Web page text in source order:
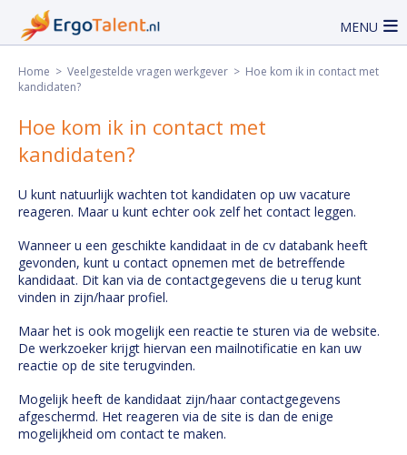
MENU
Home > Veelgestelde vragen werkgever > Hoe kom ik in contact met
kandidaten?
Hoe kom ik in contact met
kandidaten?
U kunt natuurlijk wachten tot kandidaten op uw vacature
reageren. Maar u kunt echter ook zelf het contact leggen.
Wanneer u een geschikte kandidaat in de cv databank heeft
gevonden, kunt u contact opnemen met de betreffende
kandidaat. Dit kan via de contactgegevens die u terug kunt
vinden in zijn/haar profiel.
Maar het is ook mogelijk een reactie te sturen via de website.
De werkzoeker krijgt hiervan een mailnotificatie en kan uw
reactie op de site terugvinden.
Mogelijk heeft de kandidaat zijn/haar contactgegevens
afgeschermd. Het reageren via de site is dan de enige
mogelijkheid om contact te maken.